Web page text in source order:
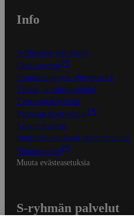
Info
S-Business yrityksille
Oiva-raportit
Osuuskauppojen yhteystiedot
Tilaus- ja toimitusehdot
Tietosuojakäytäntö
Palvelun käyttöehdot
Saavutettavuus
Mobiilisovelluksen saavutettavuus
Mainostajalle
Muuta evästeasetuksia
S-ryhmän palvelut